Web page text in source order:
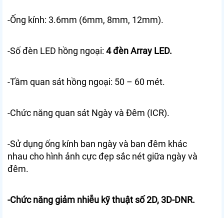
-Ống kính: 3.6mm (6mm, 8mm, 12mm).
-Số đèn LED hồng ngoại: 4 đèn Array LED.
-Tầm quan sát hồng ngoại: 50 – 60 mét.
-Chức năng quan sát Ngày và Đêm (ICR).
-Sử dụng ống kính ban ngày và ban đêm khác
nhau cho hình ảnh cực đẹp sắc nét giữa ngày và
đêm.
-Chức năng giảm nhiễu kỹ thuật số 2D, 3D-DNR.